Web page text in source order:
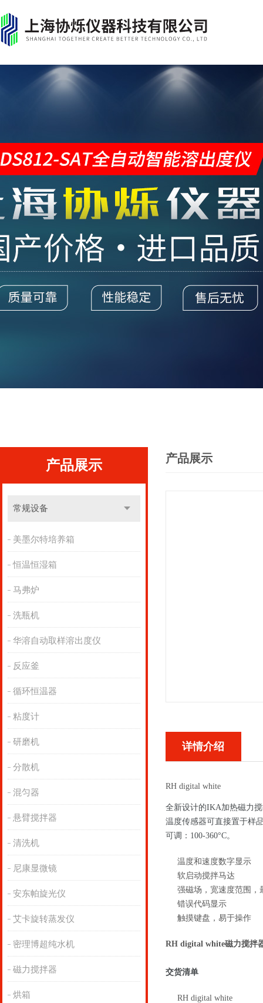
产品展示
常规设备
美墨尔特培养箱
恒温恒湿箱
马弗炉
洗瓶机
华溶自动取样溶出度仪
反应釜
循环恒温器
粘度计
研磨机
分散机
混匀器
悬臂搅拌器
清洗机
尼康显微镜
安东帕旋光仪
艾卡旋转蒸发仪
密理博超纯水机
磁力搅拌器
烘箱
产品展示
详情介绍
RH digital white
全新设计的IKA加热磁力
温度传感器可直接置于样
可调：100-360°C。
温度和速度数字显示
软启动搅拌马达
强磁场，宽速度范围，
错误代码显示
触摸键盘，易于操作
RH digital white磁力搅拌
交货清单
RH digital white